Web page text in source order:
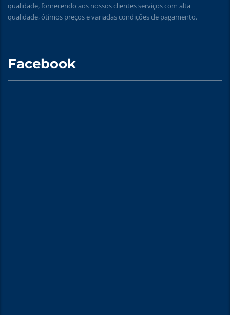
qualidade, fornecendo aos nossos clientes serviços com alta
qualidade, ótimos preços e variadas condições de pagamento.
Facebook